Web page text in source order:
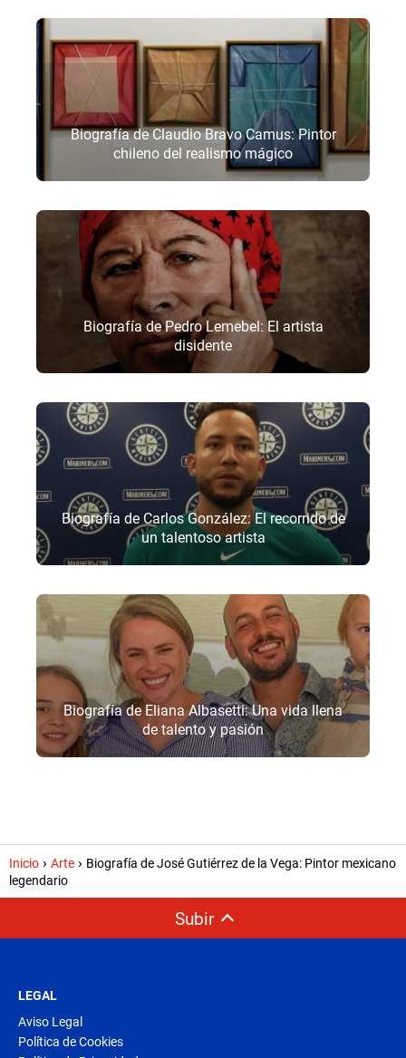
Biografía de Claudio Bravo Camus: Pintor
chileno del realismo mágico
Biografía de Pedro Lemebel: El artista
disidente
Biografía de Carlos González: El recorrido de
un talentoso artista
Biografía de Eliana Albasetti: Una vida llena
de talento y pasión
Inicio Arte
Biografía de José Gutiérrez de la Vega: Pintor mexicano
legendario
Subir
LEGAL
Aviso Legal
Política de Cookies